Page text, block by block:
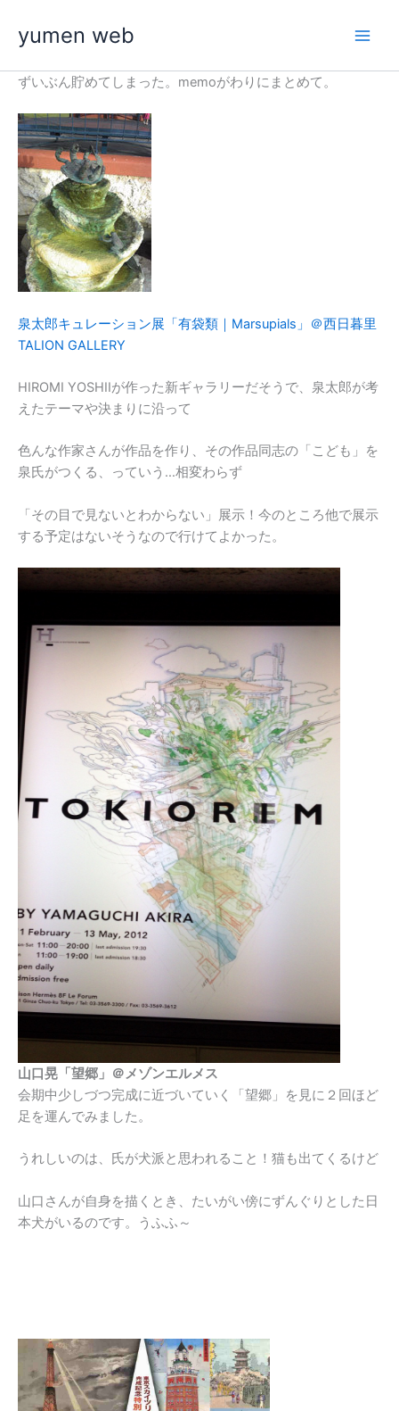
ス
yumen web
ずいぶん貯めてしまった。memoがわりにまとめて。
泉太郎キュレーション展「有袋類｜Marsupials」＠西日暮里
TALION GALLERY
HIROMI YOSHIIが作った新ギャラリーだそうで、泉太郎が考
えたテーマや決まりに沿って
色んな作家さんが作品を作り、その作品同志の「こども」を
泉氏がつくる、っていう…相変わらず
「その目で見ないとわからない」展示！今のところ他で展示
する予定はないそうなので行けてよかった。
山口晃「望郷」＠メゾンエルメス
会期中少しづつ完成に近づいていく「望郷」を見に２回ほど
足を運んでみました。
うれしいのは、氏が犬派と思われること！猫も出てくるけど
山口さんが自身を描くとき、たいがい傍にずんぐりとした日
本犬がいるのです。うふふ～